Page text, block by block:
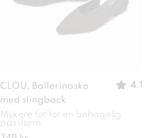
CLOU, Ballerinasko
med slingback
4.1
Mykere for for en behagelig
passform